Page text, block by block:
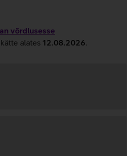
võrdlusesse
alates 12.08.2026